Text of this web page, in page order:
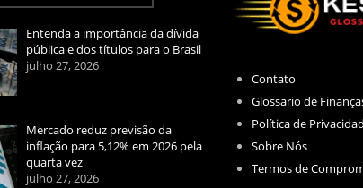
Entenda a importância da dívida
pública e dos títulos para o Brasil
julho 27, 2026
Mercado reduz previsão da
inflação para 5,12% em 2026 pela
quarta vez
julho 27, 2026
Contato
Glossario de
Política de
Sobre Nós
Termos de